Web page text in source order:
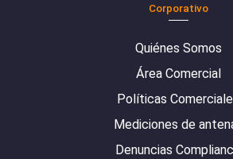
Corporativo
Quiénes Somos
Área Comercial
Políticas
Mediciones de
Denuncias